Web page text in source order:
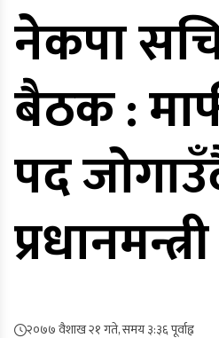
नेकपा
बैठक :
पद
२०७७ वैशाख २१ गते, समय ३:३६ पूर्वाह्न